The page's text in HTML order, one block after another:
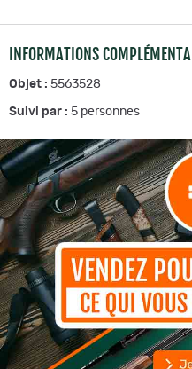
INFORMATIONS
Objet : 5563528
Suivi par : 5 personnes